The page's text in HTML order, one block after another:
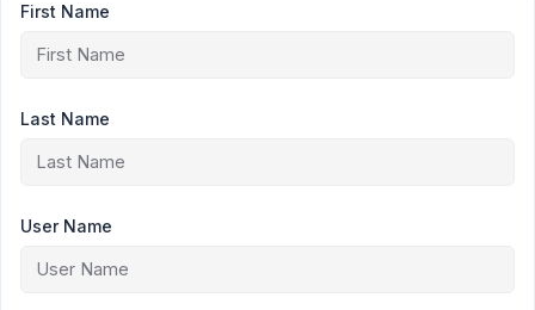
First Name
Last Name
User Name